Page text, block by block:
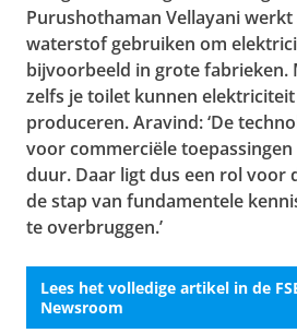
Purushothaman Vellayani
waterstof gebruiken om
bijvoorbeeld in grote fabrieken.
zelfs je toilet kunnen
produceren. Aravind: ‘De
voor commerciële
duur. Daar ligt dus een rol voor
de stap van fundamentele
te overbruggen.’
Lees het volledige artikel in de
Newsroom